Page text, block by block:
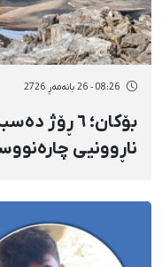
08:26 - 26 بانەمەڕ 2726
بۆکان؛ ٦
ناڕوونیی